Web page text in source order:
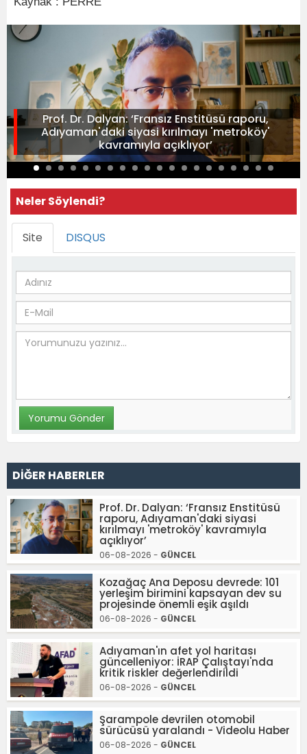
Prof. Dr. Dalyan: ‘Fransız Enstitüsü raporu,
Adıyaman'daki siyasi kırılmayı 'metroköy'
kavramıyla açıklıyor’
Neler Söylendi?
Site DISQUS
DİĞER HABERLER
Prof. Dr. Dalyan: ‘Fransız Enstitüsü
raporu, Adıyaman'daki siyasi
kırılmayı 'metroköy' kavramıyla
açıklıyor’
06-08-2026 - GÜNCEL
Kozağaç Ana Deposu devrede: 101
yerleşim birimini kapsayan dev su
projesinde önemli eşik aşıldı
06-08-2026 - GÜNCEL
Adıyaman'ın afet yol haritası
güncelleniyor: İRAP Çalıştayı'nda
kritik riskler değerlendirildi
06-08-2026 - GÜNCEL
Şarampole devrilen otomobil
sürücüsü yaralandı - Videolu Haber
06-08-2026 - GÜNCEL